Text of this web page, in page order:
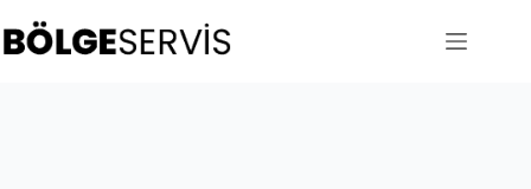
to
content